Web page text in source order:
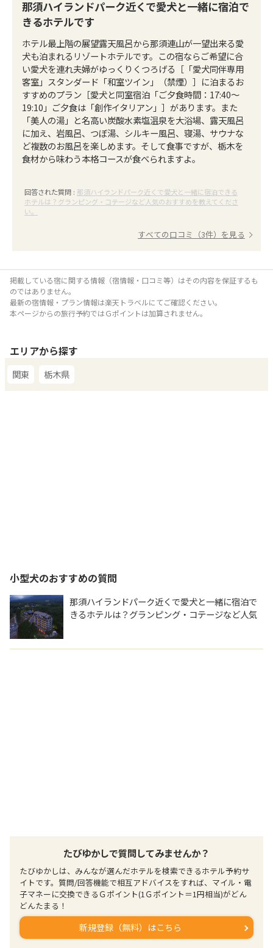
那須ハイランドパーク近くで愛犬と一緒に宿泊で
きるホテルです
ホテル最上階の展望露天風呂から那須連山が一望出来る愛
犬も泊まれるリゾートホテルです。この宿ならご希望に合
い愛犬を連れ夫婦がゆっくりくつろげる［「愛犬同伴専用
客室」スタンダード「和室ツイン」（禁煙）］に泊まるお
すすめのプラン［愛犬と同室宿泊「ご夕食時間：17:40〜
19:10」ご夕食は「創作イタリアン」］があります。また
「美人の湯」と名高い炭酸水素塩温泉を大浴場、露天風呂
に加え、岩風呂、つぼ湯、シルキー風呂、寝湯、サウナな
ど複数のお風呂を楽しめます。そして食事ですが、栃木を
食材から味わう本格コースが食べられますよ。
回答された質問 : 那須ハイランドパーク近くで愛犬と一緒に宿泊できる
ホテルは？グランピング・コテージなど人気のおすすめを教えてくださ
い。
すべての口コミ（3件）を見る
掲載している宿に関する情報（宿情報・口コミ等）はその内容を保証するも
のではありません。
最新の宿情報・プラン情報は楽天トラベルにてご確認ください。
本ページからの旅行予約ではＧポイントは加算されません。
エリアから探す
関東 栃木県
小型犬のおすすめの質問
那須ハイランドパーク近くで愛犬と一緒に宿泊で
きるホテルは？グランピング・コテージなど人気
たびゆかしで質問してみませんか？
たびゆかしは、みんなが選んだホテルを検索できるホテル予約サ
イトです。質問/回答機能で相互アドバイスをすれば、マイル・電
子マネーに交換できるＧポイント(1Ｇポイント＝1円相当)がどん
どんたまる！
新規登録（無料）はこちら